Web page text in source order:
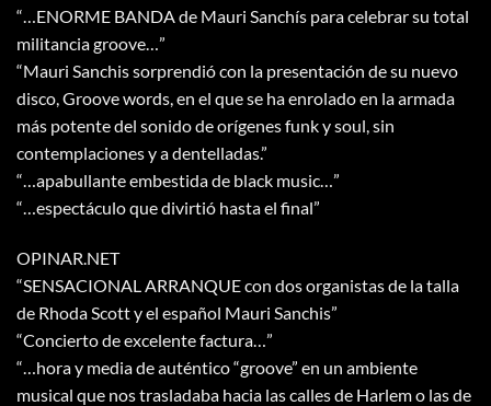
“…ENORME BANDA de Mauri Sanchís para celebrar su total
militancia groove…”
“Mauri Sanchis sorprendió con la presentación de su nuevo
disco, Groove words, en el que se ha enrolado en la armada
más potente del sonido de orígenes funk y soul, sin
contemplaciones y a dentelladas.”
“…apabullante embestida de black music…”
“…espectáculo que divirtió hasta el final”
OPINAR.NET
“SENSACIONAL ARRANQUE con dos organistas de la talla
de Rhoda Scott y el español Mauri Sanchis”
“Concierto de excelente factura…”
“…hora y media de auténtico “groove” en un ambiente
musical que nos trasladaba hacia las calles de Harlem o las de